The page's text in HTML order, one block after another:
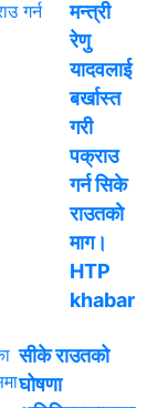
मन्त्री
रेणु
यादवलाई
बर्खास्त
गरी
पक्राउ
गर्न सिके
राउतकाे
माग।
HTP
khabar
सीके राउतको
घोषणा